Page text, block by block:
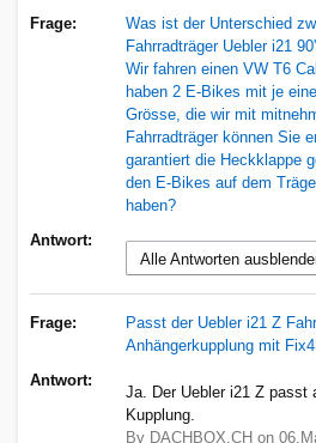
Frage:
Was ist der Unterschied
Fahrradträger Uebler i21
Wir fahren einen VW T6
haben 2 E-Bikes mit je
Grösse, die wir mit
Fahrradträger können Sie
garantiert die Heckklappe
den E-Bikes auf dem
haben?
Antwort:
Alle Antworten
Frage:
Passt der Uebler i21 Z
Anhängerkupplung mit
Antwort:
Ja. Der Uebler i21 Z passt
Kupplung.
By DACHBOX.CH on